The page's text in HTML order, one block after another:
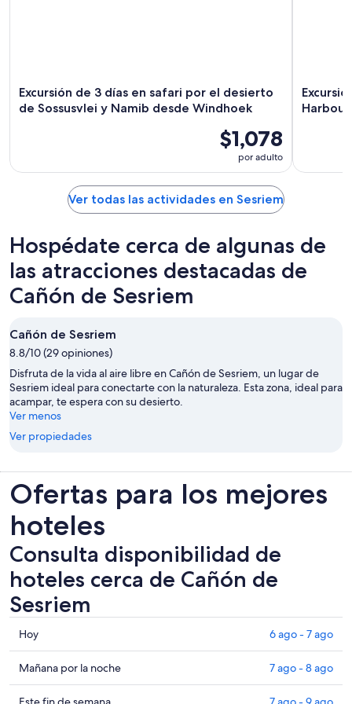
Excursión de 3 días en safari por el desierto
de Sossusvlei y Namib desde Windhoek
$1,078
por adulto
Harbour
Ver todas las actividades en Sesriem
Hospédate cerca de algunas de
las atracciones destacadas de
Cañón de Sesriem
Cañón de Sesriem
8.8/10 (29 opiniones)
Disfruta de la vida al aire libre en Cañón de Sesriem, un lugar de
Sesriem ideal para conectarte con la naturaleza. Esta zona, ideal para
acampar, te espera con su desierto.
Ver menos
Ver propiedades
Ofertas para los mejores
hoteles
Consulta disponibilidad de
hoteles cerca de Cañón de
Sesriem
Consultar
los
precios
cerca
de
Hoy 6 ago - 7 ago
Consultar
precios
Mañana por la noche 7 ago - 8 ago